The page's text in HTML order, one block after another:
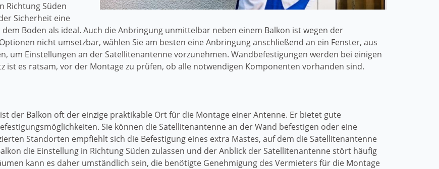
Richtung Süden
Sicherheit eine
Boden als ideal. Auch die Anbringung unmittelbar neben einem Balkon ist wegen der
nicht umsetzbar, wählen Sie am besten eine Anbringung anschließend an ein Fenster, aus
um Einstellungen an der Satellitenantenne vorzunehmen. Wandbefestigungen werden bei einigen
es ratsam, vor der Montage zu prüfen, ob alle notwendigen Komponenten vorhanden sind.
der Balkon oft der einzige praktikable Ort für die Montage einer Antenne. Er bietet gute
Sie können die Satellitenantenne an der Wand befestigen oder eine
Standorten empfiehlt sich die Befestigung eines extra Mastes, auf dem die Satellitenantenne
die Einstellung in Richtung Süden zulassen und der Anblick der Satellitenantenne stört häufig
kann es daher umständlich sein, die benötigte Genehmigung des Vermieters für die Montage